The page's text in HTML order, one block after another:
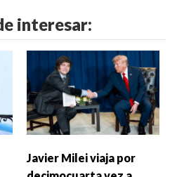
interesar:
Javier Milei viaja por